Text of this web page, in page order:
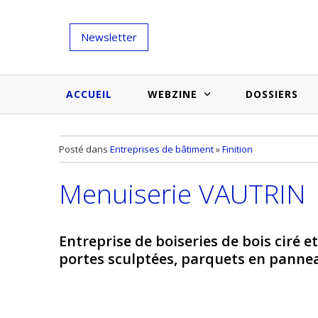
Newsletter
ACCUEIL WEBZINE
Salons et évènementiels
Médias du bâtiment
Billets d'humeur
DOSSIERS
Annuaire
Actualités des membres
Posté dans Entreprises de bâtiment»Finition
Menuiserie VAUTRIN
Entreprise de boiseries de bois ciré
portes sculptées, parquets en